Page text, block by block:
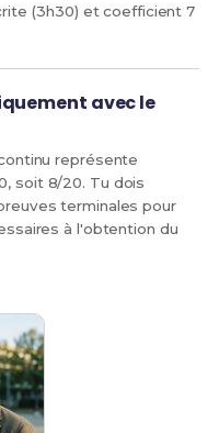
(3h30) et coefficient 7
avec le
représente
soit 8/20. Tu dois
terminales pour
à l'obtention du